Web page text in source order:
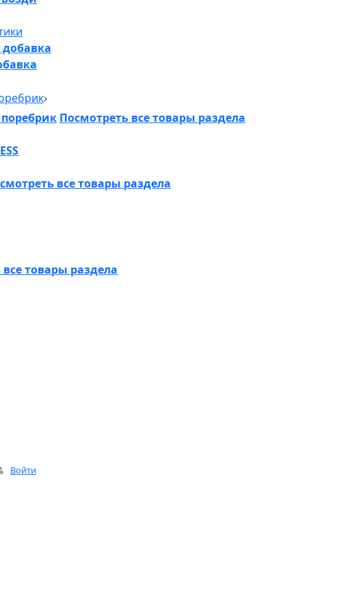
Посмотреть все товары раздела
все товары раздела
товары раздела
Войти